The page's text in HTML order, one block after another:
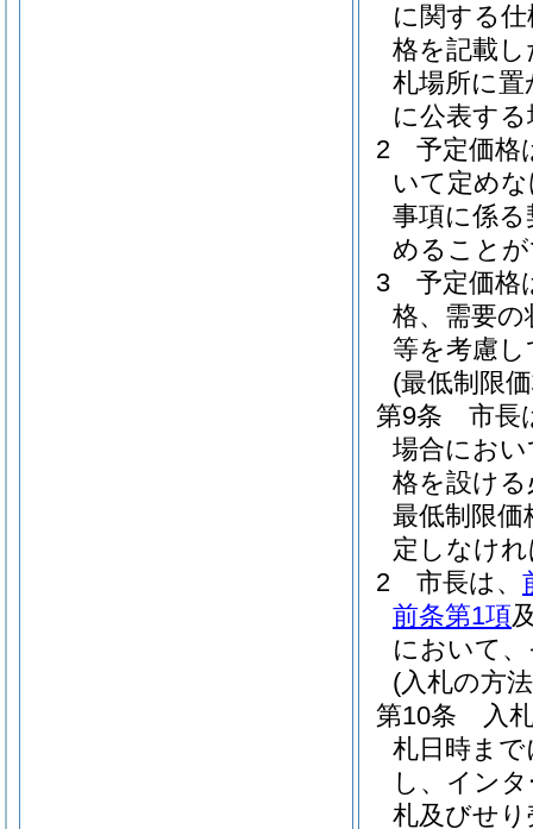
に関する
格を記載
札場所に
に公表す
2
予定価格
いて定め
事項に係
めること
3
予定価格
格、需要の
等を考慮
(最低制限
第9条
市長
場合にお
格を設け
最低制限価
定しなけ
2
市長は、
前条第1項
において
(入札の方
第10条
入
札日時ま
し、イン
札及びせ